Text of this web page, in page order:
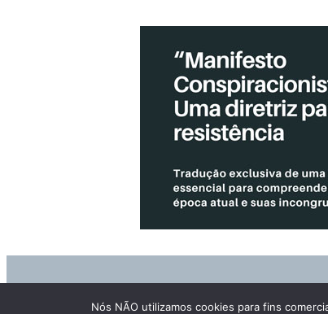
Nós NÃO utilizamos cookies para fins